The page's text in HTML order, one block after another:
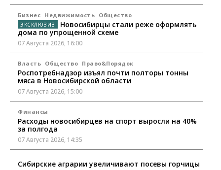
Бизнес Недвижимость Общество
Новосибирцы стали реже оформлять
дома по упрощенной схеме
07 Августа 2026, 16:00
Власть Общество Право&Порядок
Роспотребнадзор изъял почти полторы тонны
мяса в Новосибирской области
07 Августа 2026, 15:00
Финансы
Расходы новосибирцев на спорт выросли на 40%
за полгода
07 Августа 2026, 14:35
Сибирские аграрии увеличивают посевы горчицы